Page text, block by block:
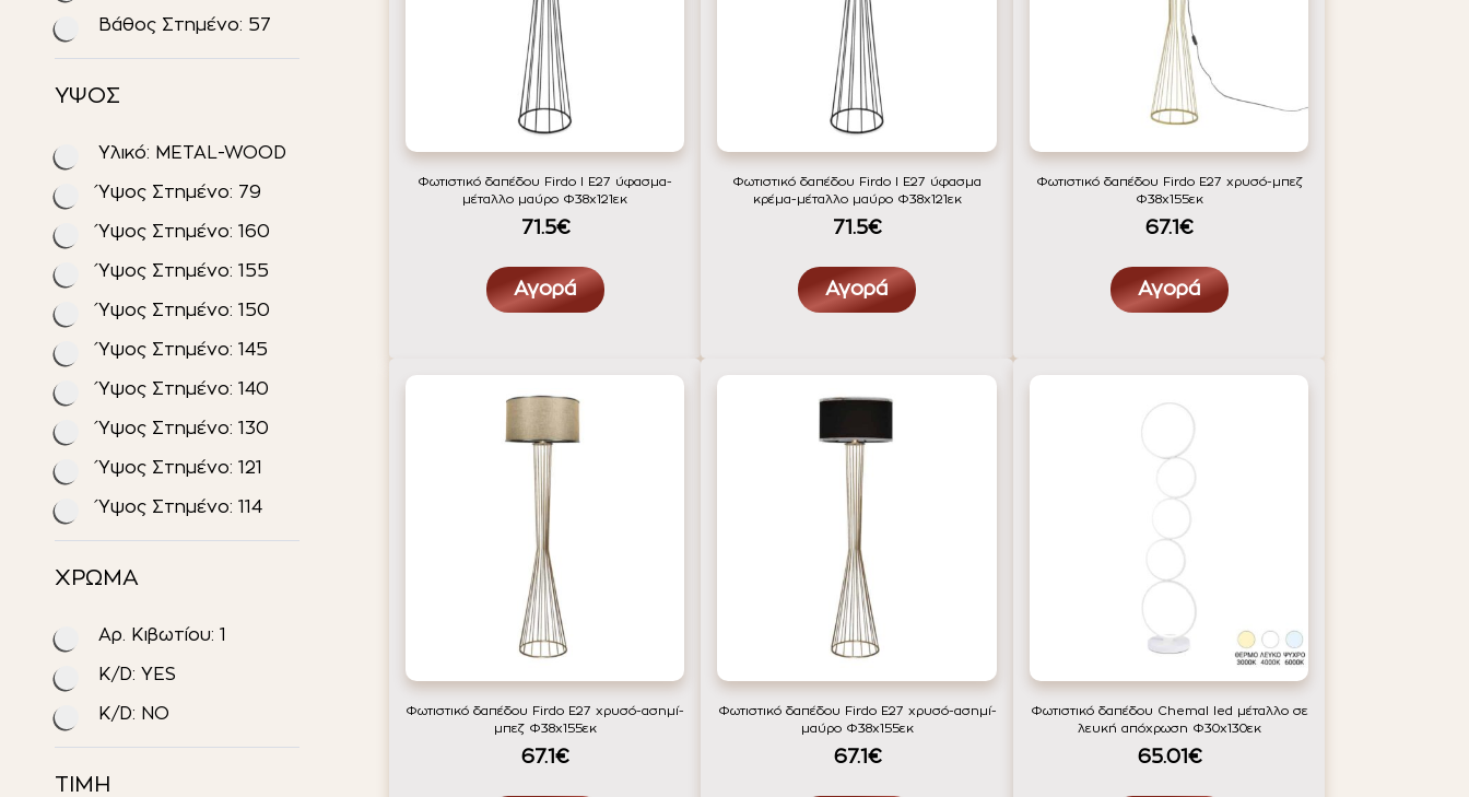
Βάθος Στημένο: 57
ΥΨΟΣ
Υλικό: METAL-WOOD
Ύψος Στημένο: 79
Ύψος Στημένο: 160
Ύψος Στημένο: 155
Ύψος Στημένο: 150
Ύψος Στημένο: 145
Ύψος Στημένο: 140
Ύψος Στημένο: 130
Ύψος Στημένο: 121
Ύψος Στημένο: 114
ΧΡΩΜΑ
Αρ. Κιβωτίου: 1
K/D: YES
K/D: NO
ΤΙΜΗ
Φωτιστικό δαπέδου Firdo I Ε27 ύφασμα-
μέταλλο μαύρο Φ38x121εκ
71.5€
Αγορά
Φωτιστικό δαπέδου Firdo I Ε27 ύφασμα
κρέμα-μέταλλο μαύρο Φ38x121εκ
71.5€
Αγορά
Φωτιστικό δαπέδου Firdo Ε27 χρυσό-μπεζ
Φ38x155εκ
67.1€
Αγορά
Φωτιστικό δαπέδου Firdo Ε27 χρυσό-ασημί-
μπεζ Φ38x155εκ
67.1€
Φωτιστικό δαπέδου Firdo Ε27 χρυσό-ασημί-
μαύρο Φ38x155εκ
67.1€
Φωτιστικό δαπέδου Chemal led μέταλλο σε
λευκή απόχρωση Φ30x130εκ
65.01€